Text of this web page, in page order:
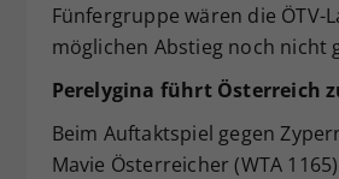
Fünfergruppe wären die ÖTV-
möglichen Abstieg noch nicht
Perelygina führt Österreich
Beim Auftaktspiel gegen
Mavie Österreicher (WTA